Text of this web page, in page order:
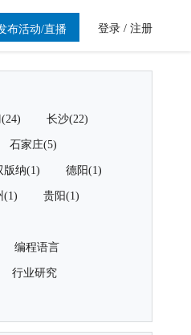
布活动/直播 登录 / 注册
长沙(22)
石家庄(5)
版纳(1) 德阳(1)
(1) 贵阳(1)
编程语言
行业研究